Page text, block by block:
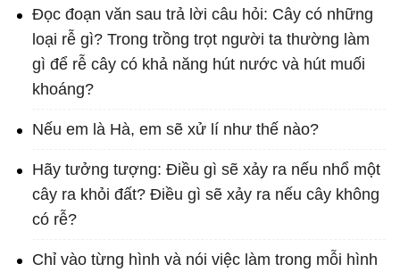
Đọc đoạn văn sau trả lời câu hỏi: Cây có những
loại rễ gì? Trong trồng trọt người ta thường làm
gì để rễ cây có khả năng hút nước và hút muối
khoáng?
Nếu em là Hà, em sẽ xử lí như thế nào?
Hãy tưởng tượng: Điều gì sẽ xảy ra nếu nhổ một
cây ra khỏi đất? Điều gì sẽ xảy ra nếu cây không
có rễ?
Chỉ vào từng hình và nói việc làm trong mỗi hình